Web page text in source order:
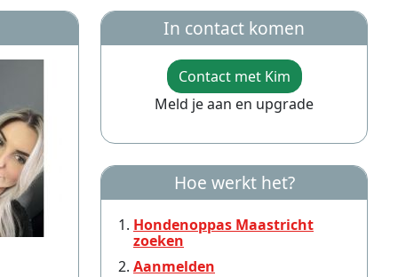
In contact komen
Contact met Kim
Meld je aan en upgrade
Hoe werkt het?
Hondenoppas Maastricht
zoeken
Aanmelden